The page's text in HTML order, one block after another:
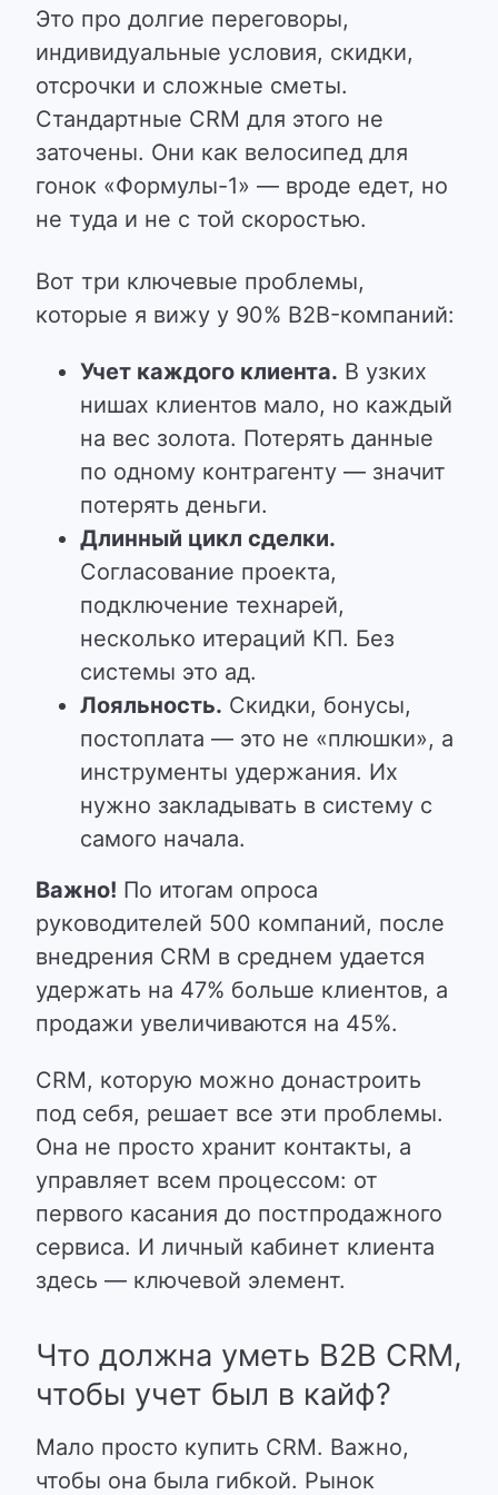
Это про долгие переговоры,
индивидуальные условия, скидки,
отсрочки и сложные сметы.
Стандартные CRM для этого не
заточены. Они как велосипед для
гонок «Формулы-1» — вроде едет, но
не туда и не с той скоростью.
Вот три ключевые проблемы,
которые я вижу у 90% B2B-компаний:
Учет каждого клиента. В узких
нишах клиентов мало, но каждый
на вес золота. Потерять данные
по одному контрагенту — значит
потерять деньги.
Длинный цикл сделки.
Согласование проекта,
подключение технарей,
несколько итераций КП. Без
системы это ад.
Лояльность. Скидки, бонусы,
постоплата — это не «плюшки», а
инструменты удержания. Их
нужно закладывать в систему с
самого начала.
Важно! По итогам опроса
руководителей 500 компаний, после
внедрения CRM в среднем удается
удержать на 47% больше клиентов, а
продажи увеличиваются на 45%.
CRM, которую можно донастроить
под себя, решает все эти проблемы.
Она не просто хранит контакты, а
управляет всем процессом: от
первого касания до постпродажного
сервиса. И личный кабинет клиента
здесь — ключевой элемент.
Что должна уметь B2B CRM,
чтобы учет был в кайф?
Мало просто купить CRM. Важно,
чтобы она была гибкой. Рынок